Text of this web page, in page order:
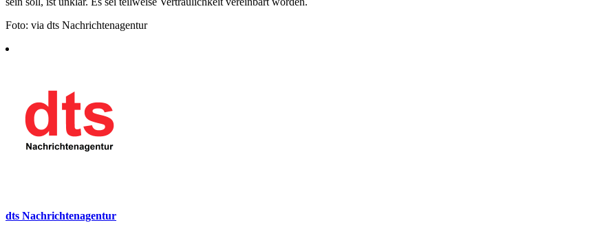
Foto: via dts Nachrichtenagentur
dts Nachrichtenagentur